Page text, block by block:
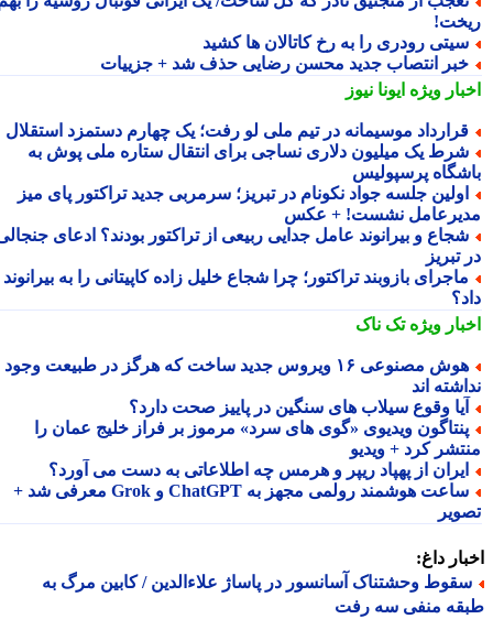
رودری را به رخ کاتالان ها کشید
انتصاب جدید محسن رضایی حذف شد + جزییات
ویژهایونا نیوز
موسیمانه در تیم ملی لو رفت؛ یک چهارم دستمزد استقلال
یک میلیون دلاری نساجی برای انتقال ستاره ملی پوش به
پرسپولیس
جلسه جواد نکونام در تبریز؛ سرمربی جدید تراکتور پای میز
نشست! + عکس
و بیرانوند عامل جدایی ربیعی از تراکتور بودند؟ ادعای جنجالی
تبریز
بازوبند تراکتور؛ چرا شجاع خلیل زاده کاپیتانی را به بیرانوند
ویژهتک ناک
هوش مصنوعی ۱۶ ویروس جدید ساخت که هرگز در طبیعت وجود
اند
وقوع سیلاب های سنگین در پاییز صحت دارد؟
ویدیوی «گوی های سرد» مرموز بر فراز خلیج عمان را
کرد + ویدیو
از پهپاد ریپر و هرمس چه اطلاعاتی به دست می آورد؟
ساعت هوشمند رولمی مجهز به ChatGPT و Grok معرفی شد +
داغ:
وحشتناک آسانسور در پاساژ علاءالدین / کابین مرگ به
منفی سه رفت